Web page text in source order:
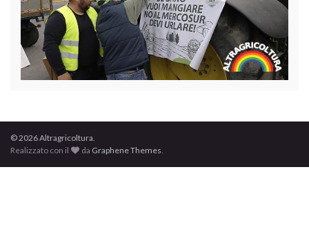
© 2026 Altragricoltura.
Realizzato con il
da Graphene Themes.